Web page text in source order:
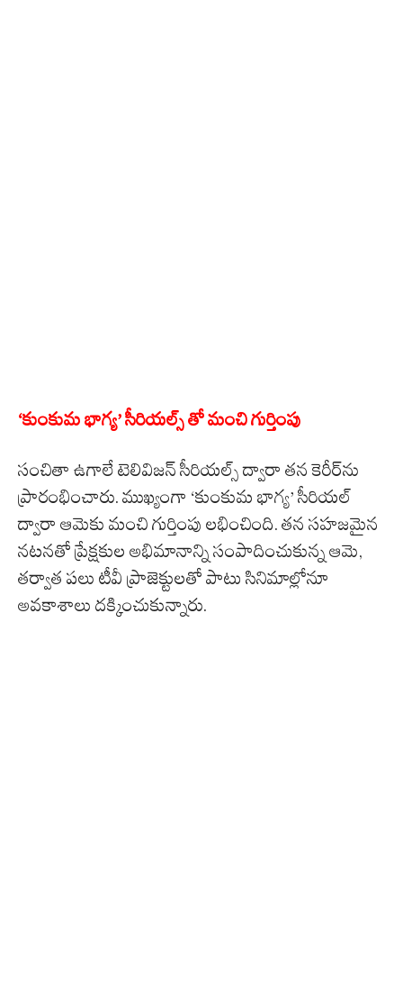
‘కుంకుమ భాగ్య’ సీరియల్స్ తో మంచి గుర్తింపు
సంచితా ఉగాలే టెలివిజన్ సీరియల్స్ ద్వారా తన కెరీర్‌ను
ప్రారంభించారు. ముఖ్యంగా ‘కుంకుమ భాగ్య’ సీరియల్
ద్వారా ఆమెకు మంచి గుర్తింపు లభించింది. తన సహజమైన
నటనతో ప్రేక్షకుల అభిమానాన్ని సంపాదించుకున్న ఆమె,
తర్వాత పలు టీవీ ప్రాజెక్టులతో పాటు సినిమాల్లోనూ
అవకాశాలు దక్కించుకున్నారు.